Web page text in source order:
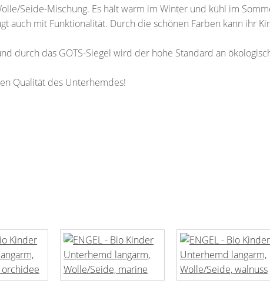
Seide-Mischung. Es hält warm im Winter und kühl im
auch mit Funktionalität. Durch die schönen Farben kann ihr
durch das GOTS-Siegel wird der hohe Standard an
Qualität des Unterhemdes!